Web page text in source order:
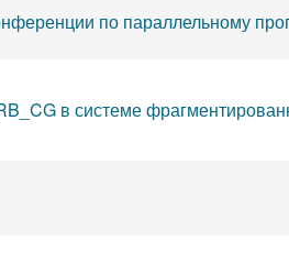
по параллельному
в системе